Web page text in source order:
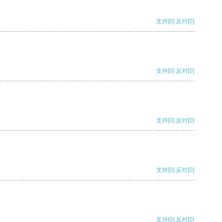
支持[0] 反对[0]
支持[0] 反对[0]
支持[0] 反对[0]
支持[0] 反对[0]
支持[0] 反对[0]